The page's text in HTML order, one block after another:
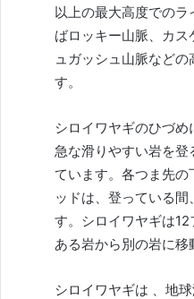
以上の最大高度での
ばロッキー山脈、カ
ュガッシュ山脈など
す。
シロイワヤギのひづめ
急な滑りやすい岩を
ています。各つま先
ッドは、登っている
す。シロイワヤギは12
ある岩から別の岩に移
シロイワヤギは 、地